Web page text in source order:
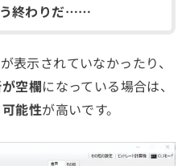
終わりだ……
が表示されていなかったり、
空欄になっている場合は、
能性が高いです。